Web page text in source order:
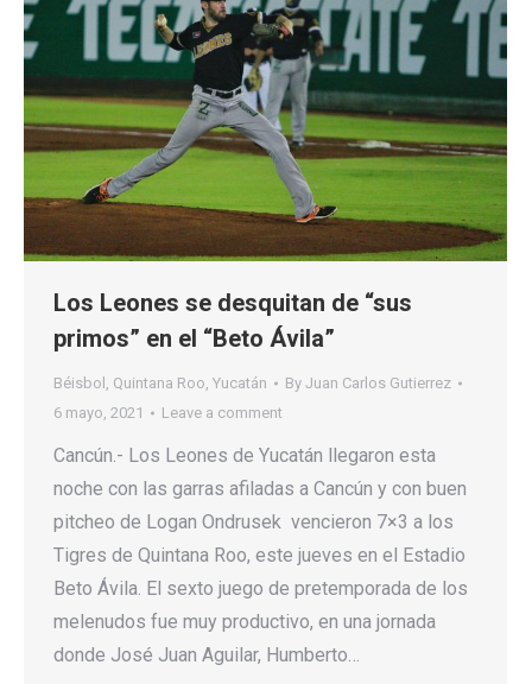
Los Leones se desquitan de “sus
primos” en el “Beto Ávila”
Béisbol , Quintana Roo, Yucatán By Juan Carlos Gutierrez
6 mayo, 2021
Leave a comment
Cancún.- Los Leones de Yucatán llegaron esta
noche con las garras afiladas a Cancún y con buen
pitcheo de Logan Ondrusek vencieron 7×3 a los
Tigres de Quintana Roo, este jueves en el Estadio
Beto Ávila. El sexto juego de pretemporada de los
melenudos fue muy productivo, en una jornada
donde José Juan Aguilar, Humberto…